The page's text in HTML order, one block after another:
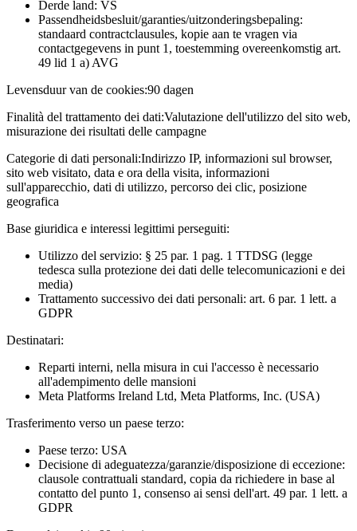
Derde land: VS
Passendheidsbesluit/garanties/uitzonderingsbepaling:
standaard contractclausules, kopie aan te vragen via
contactgegevens in punt 1, toestemming overeenkomstig art.
49 lid 1 a) AVG
Levensduur van de cookies:90 dagen
Finalità del trattamento dei dati:Valutazione dell'utilizzo del sito web,
misurazione dei risultati delle campagne
Categorie di dati personali:Indirizzo IP, informazioni sul browser,
sito web visitato, data e ora della visita, informazioni
sull'apparecchio, dati di utilizzo, percorso dei clic, posizione
geografica
Base giuridica e interessi legittimi perseguiti:
Utilizzo del servizio: § 25 par. 1 pag. 1 TTDSG (legge
tedesca sulla protezione dei dati delle telecomunicazioni e dei
media)
Trattamento successivo dei dati personali: art. 6 par. 1 lett. a
GDPR
Destinatari:
Reparti interni, nella misura in cui l'accesso è necessario
all'adempimento delle mansioni
Meta Platforms Ireland Ltd, Meta Platforms, Inc. (USA)
Trasferimento verso un paese terzo:
Paese terzo: USA
Decisione di adeguatezza/garanzie/disposizione di eccezione:
clausole contrattuali standard, copia da richiedere in base al
contatto del punto 1, consenso ai sensi dell'art. 49 par. 1 lett. a
GDPR